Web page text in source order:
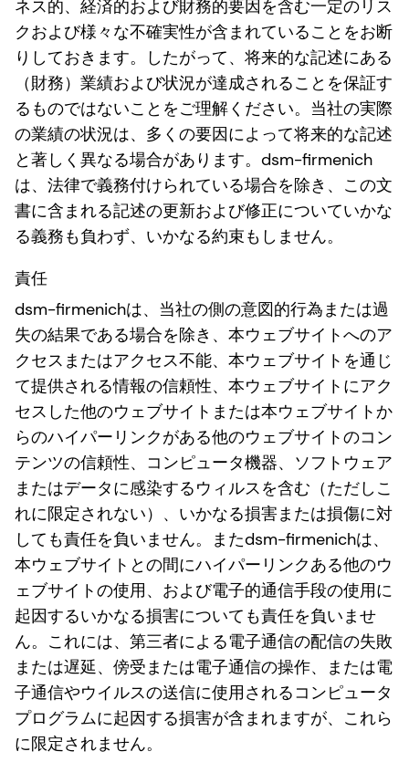
ネス的、経済的および財務的要因を含む一定のリス
クおよび様々な不確実性が含まれていることをお断
りしておきます。したがって、将来的な記述にある
（財務）業績および状況が達成されることを保証す
るものではないことをご理解ください。当社の実際
の業績の状況は、多くの要因によって将来的な記述
と著しく異なる場合があります。dsm-firmenich
は、法律で義務付けられている場合を除き、この文
書に含まれる記述の更新および修正についていかな
る義務も負わず、いかなる約束もしません。
責任
dsm-firmenichは、当社の側の意図的行為または過
失の結果である場合を除き、本ウェブサイトへのア
クセスまたはアクセス不能、本ウェブサイトを通じ
て提供される情報の信頼性、本ウェブサイトにアク
セスした他のウェブサイトまたは本ウェブサイトか
らのハイパーリンクがある他のウェブサイトのコン
テンツの信頼性、コンピュータ機器、ソフトウェア
またはデータに感染するウィルスを含む（ただしこ
れに限定されない）、いかなる損害または損傷に対
しても責任を負いません。またdsm-firmenichは、
本ウェブサイトとの間にハイパーリンクある他のウ
ェブサイトの使用、および電子的通信手段の使用に
起因するいかなる損害についても責任を負いませ
ん。これには、第三者による電子通信の配信の失敗
または遅延、傍受または電子通信の操作、または電
子通信やウイルスの送信に使用されるコンピュータ
プログラムに起因する損害が含まれますが、これら
に限定されません。